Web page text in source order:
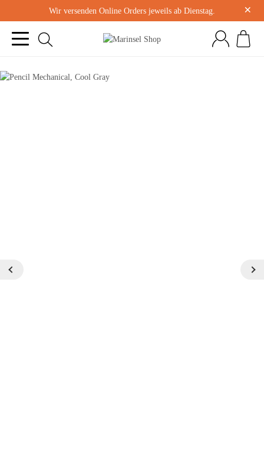
Wir versenden Online Orders jeweils ab Dienstag. ×